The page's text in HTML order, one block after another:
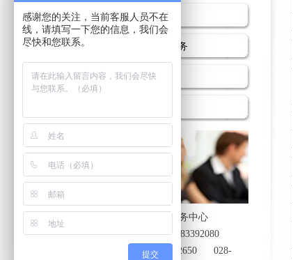
PC网站功能
PC/WAP增值服务
常见问题
百度营销（四川）服务中心
咨询及投诉热线:028-83392080
招聘电话：028-63292650 028-
感谢您的关注，当前客服人员不在
线，请填写一下您的信息，我们会
尽快和您联系。
提交